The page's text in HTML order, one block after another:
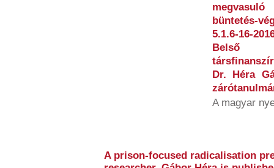
büntetés-
5.1.6-16-
Belső
Dr. Héra
A magyar
A prison-focused radicalisation